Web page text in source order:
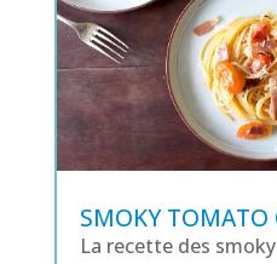
SMOKY TOMATO
La recette des